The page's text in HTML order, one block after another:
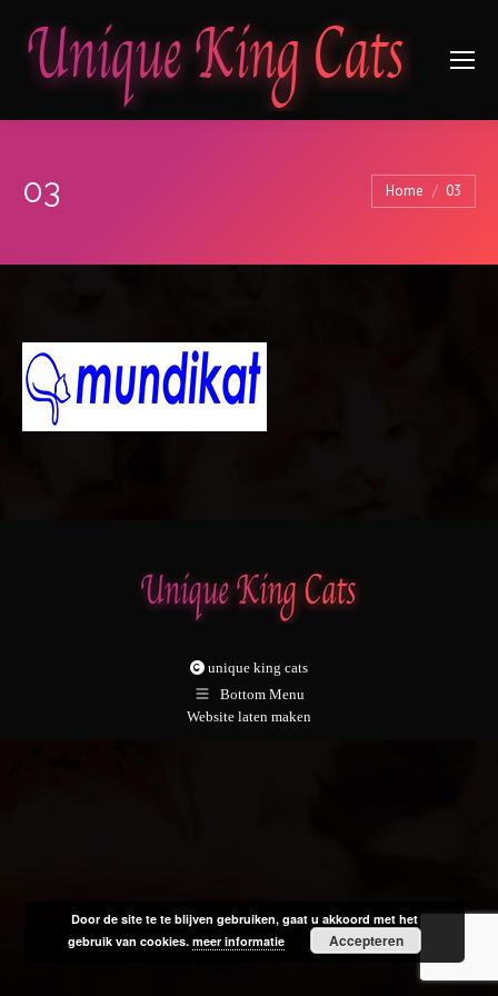
03 Je bent hier:
Home 03
unique king cats
Bottom Menu
Website laten maken
Door de site te te blijven gebruiken, gaat u akkoord met het
gebruik van cookies.meer informatie Accepteren